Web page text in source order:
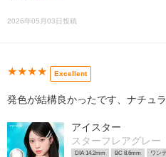
2026年05月03日投稿
★★★★ Excellent
発色が結構良かったです、ナチュ
アイスター
スターフレアグレー
DIA 14.2mm BC 8.6mm ワン